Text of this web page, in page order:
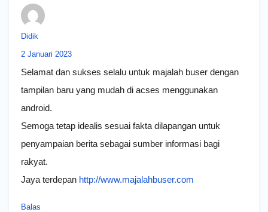
Didik
2 Januari 2023
Selamat dan sukses selalu untuk majalah buser dengan
tampilan baru yang mudah di acses menggunakan
android.
Semoga tetap idealis sesuai fakta dilapangan untuk
penyampaian berita sebagai sumber informasi bagi
rakyat.
Jaya terdepan http://www.majalahbuser.com
Balas